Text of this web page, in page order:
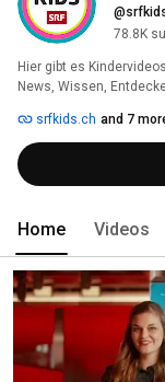
78.8K
Hier gibt es
News, Wissen,
srfkids.ch and 7
Home Videos